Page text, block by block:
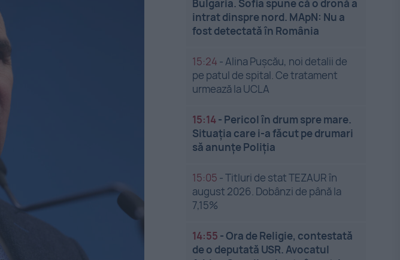
Bulgaria. Sofia spune că o dronă a
intrat dinspre nord. MApN: Nu a
fost detectată în România
15:24 -Alina Pușcău, noi detalii de
pe patul de spital. Ce tratament
urmează la UCLA
15:14- Pericol în drum spre mare.
Situația care i-a făcut pe drumari
să anunțe Poliția
15:05 -Titluri de stat TEZAUR în
august 2026. Dobânzi de până la
7,15%
14:55 -Ora de Religie, contestată
de o deputată USR. Avocatul